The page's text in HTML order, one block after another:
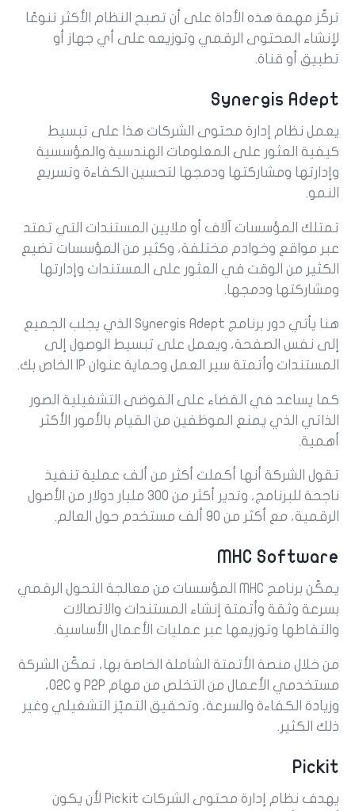
تركّز مهمة هذه الأداة على أن تصبح النظام الأكثر تنوعًا
لإنشاء المحتوى الرقمي وتوزيعه على أي جهاز أو
تطبيق أو قناة.
Synergis Adept
يعمل نظام إدارة محتوى الشركات هذا على تبسيط
كيفية العثور على المعلومات الهندسية والمؤسسية
وإدارتها ومشاركتها ودمجها لتحسين الكفاءة وتسريع
النمو.
تمتلك المؤسسات آلاف أو ملايين المستندات التي تمتد
عبر مواقع وخوادم مختلفة، وكثير من المؤسسات تضيع
الكثير من الوقت في العثور على المستندات وإدارتها
ومشاركتها ودمجها.
هنا يأتي دور برنامج Synergis Adept الذي يجلب الجميع
إلى نفس الصفحة، ويعمل على تبسيط الوصول إلى
المستندات وأتمتة سير العمل وحماية عنوان IP الخاص بك.
كما يساعد في القضاء على الفوضى التشغيلية الصور
الذاتي الذي يمنع الموظفين من القيام بالأمور الأكثر
أهمية.
تقول الشركة أنها أكملت أكثر من ألف عملية تنفيذ
ناجحة للبرنامج، وتدير أكثر من 300 مليار دولار من الأصول
الرقمية، مع أكثر من 90 ألف مستخدم حول العالم.
MHC Software
يمكّن برنامج MHC المؤسسات من معالجة التحول الرقمي
بسرعة وثقة وأتمتة إنشاء المستندات والاتصالات
والتقاطها وتوزيعها عبر عمليات الأعمال الأساسية.
من خلال منصة الأتمتة الشاملة الخاصة بها، تمكّن الشركة
مستخدمي الأعمال من التخلص من مهام P2P و O2C،
وزيادة الكفاءة والسرعة، وتحقيق التميّز التشغيلي وغير
ذلك الكثير.
Pickit
يهدف نظام إدارة محتوى الشركات Pickit لأن يكون